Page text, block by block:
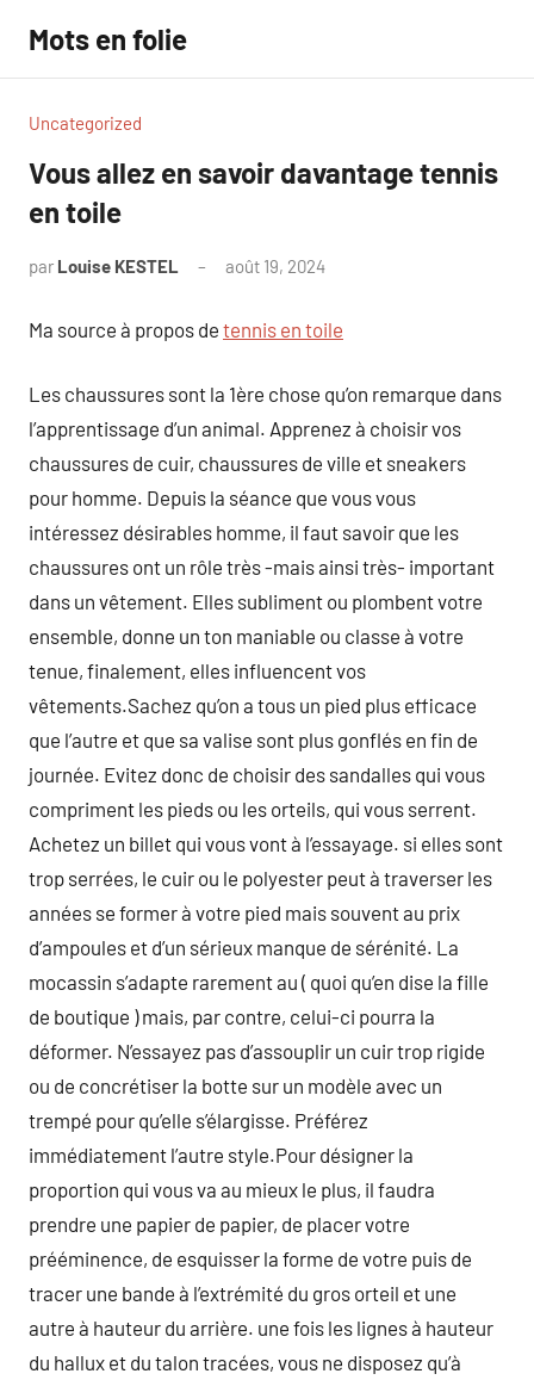
contenu
Mots en folie
Uncategorized
Vous allez en savoir davantage tennis
en toile
par Louise KESTEL août 19, 2024
Ma source à propos de tennis en toile
Les chaussures sont la 1ère chose qu’on remarque dans
l’apprentissage d’un animal. Apprenez à choisir vos
chaussures de cuir, chaussures de ville et sneakers
pour homme. Depuis la séance que vous vous
intéressez désirables homme, il faut savoir que les
chaussures ont un rôle très -mais ainsi très- important
dans un vêtement. Elles subliment ou plombent votre
ensemble, donne un ton maniable ou classe à votre
tenue, finalement, elles influencent vos
vêtements.Sachez qu’on a tous un pied plus efficace
que l’autre et que sa valise sont plus gonflés en fin de
journée. Evitez donc de choisir des sandalles qui vous
compriment les pieds ou les orteils, qui vous serrent.
Achetez un billet qui vous vont à l’essayage. si elles sont
trop serrées, le cuir ou le polyester peut à traverser les
années se former à votre pied mais souvent au prix
d’ampoules et d’un sérieux manque de sérénité. La
mocassin s’adapte rarement au ( quoi qu’en dise la fille
de boutique ) mais, par contre, celui-ci pourra la
déformer. N’essayez pas d’assouplir un cuir trop rigide
ou de concrétiser la botte sur un modèle avec un
trempé pour qu’elle s’élargisse. Préférez
immédiatement l’autre style.Pour désigner la
proportion qui vous va au mieux le plus, il faudra
prendre une papier de papier, de placer votre
prééminence, de esquisser la forme de votre puis de
tracer une bande à l’extrémité du gros orteil et une
autre à hauteur du arrière. une fois les lignes à hauteur
du hallux et du talon tracées, vous ne disposez qu’à